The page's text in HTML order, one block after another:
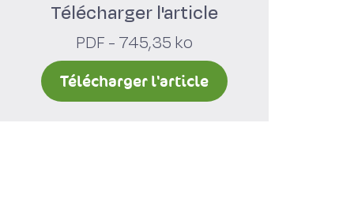
Télécharger l'article
PDF - 745,35 ko
Télécharger l'article